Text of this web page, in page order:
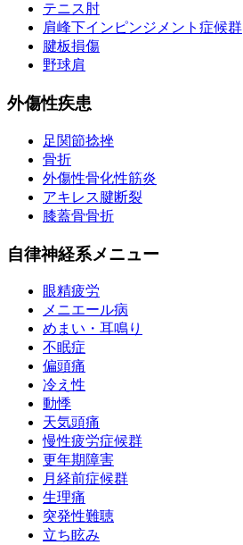
テニス肘
肩峰下インピンジメント症候群
腱板損傷
野球肩
外傷性疾患
足関節捻挫
骨折
外傷性骨化性筋炎
アキレス腱断裂
膝蓋骨骨折
自律神経系メニュー
眼精疲労
メニエール病
めまい・耳鳴り
不眠症
偏頭痛
冷え性
動悸
天気頭痛
慢性疲労症候群
更年期障害
月経前症候群
生理痛
突発性難聴
立ち眩み